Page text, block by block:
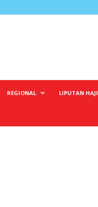
REGIONAL LIPUTAN HAJI